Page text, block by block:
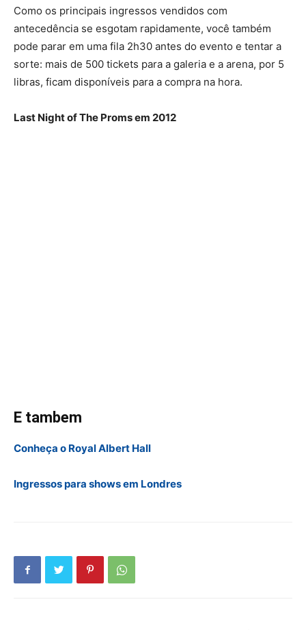
Como os principais ingressos vendidos com
antecedência se esgotam rapidamente, você também
pode parar em uma fila 2h30 antes do evento e tentar a
sorte: mais de 500 tickets para a galeria e a arena, por 5
libras, ficam disponíveis para a compra na hora.
Last Night of The Proms em 2012
E tambem
Conheça o Royal Albert Hall
Ingressos para shows em Londres